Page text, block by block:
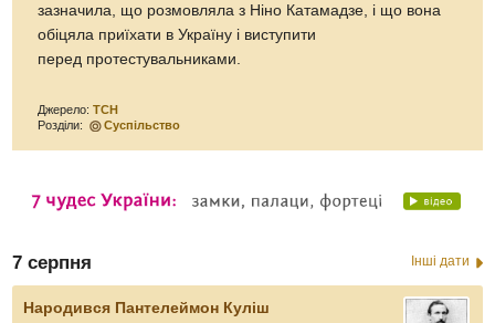
зазначила, що розмовляла з Ніно Катамадзе, і що вона
обіцяла приїхати в Україну і виступити
перед протестувальниками.
Джерело:ТСН
Розділи:
Суспільство
7 серпня Інші дати
Народився Пантелеймон Куліш